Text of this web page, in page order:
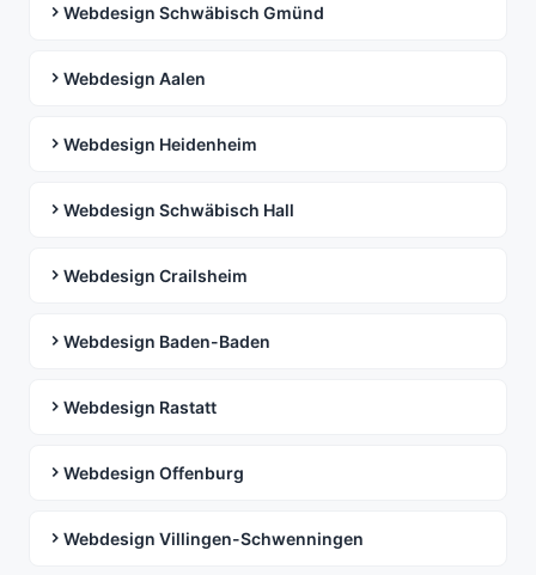
Webdesign Schwäbisch Gmünd
Webdesign Aalen
Webdesign Heidenheim
Webdesign Schwäbisch Hall
Webdesign Crailsheim
Webdesign Baden-Baden
Webdesign Rastatt
Webdesign Offenburg
Webdesign Villingen-Schwenningen